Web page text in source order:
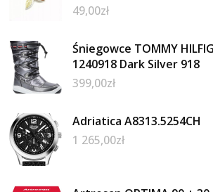
49,00zł
Śniegowce TOMMY
1240918 Dark Silver 918
399,00zł
Adriatica A8313.5254CH
1 265,00zł